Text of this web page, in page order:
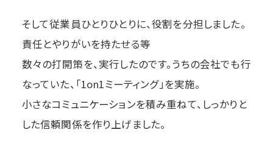
そして従業員ひとりひとりに、役割を分担しました。
責任とやりがいを持たせる等
数々の打開策を、実行したのです。うちの会社でも行
なっていた、「1on1ミーティング」を実施。
小さなコミュニケーションを積み重ねて、しっかりと
した信頼関係を作り上げました。